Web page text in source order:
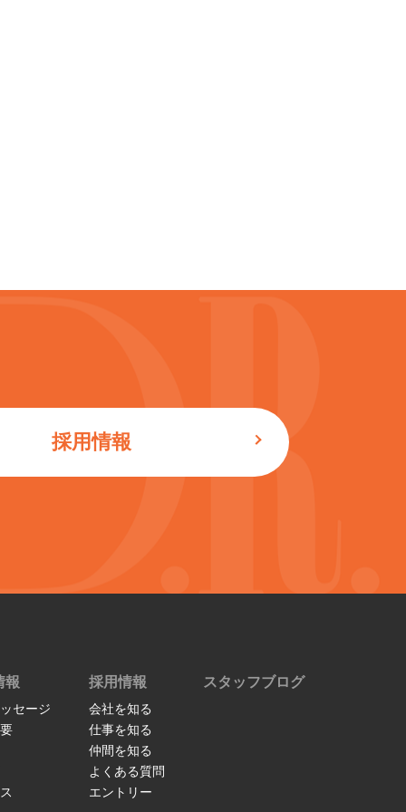
採用情報
報
セージ
採用情報
会社を知る
仕事を知る
仲間を知る
よくある質問
エントリー
スタッフブログ